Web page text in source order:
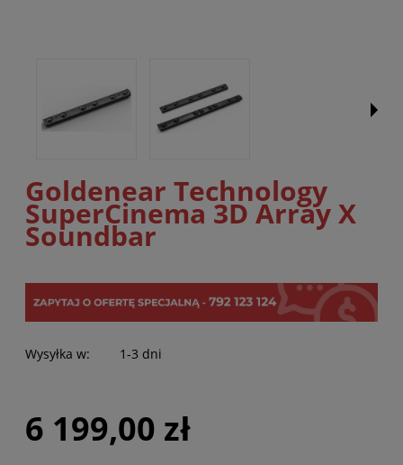
Goldenear Technology
SuperCinema 3D Array X
Soundbar
Wysyłka w: 1-3 dni
6 199,00 zł